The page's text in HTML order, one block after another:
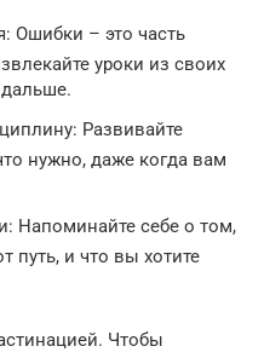
Ошибки – это часть
уроки из своих
Развивайте
нужно, даже когда вам
Напоминайте себе о том,
путь, и что вы хотите
Чтобы